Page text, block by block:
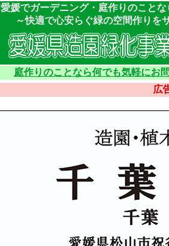
愛媛でガーデニング・庭作りのこと
～快適で心安らぐ緑の空間作りを
庭作りのことなら何でも気軽にお
広